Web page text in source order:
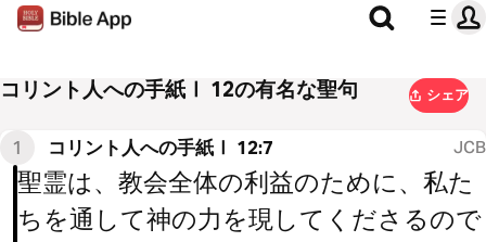
コリント人への手紙Ⅰ 12の有名な聖句 シェア
1 コリント人への手紙Ⅰ 12:7 JCB
聖霊は、教会全体の利益のために、私た
ちを通して神の力を現してくださるので